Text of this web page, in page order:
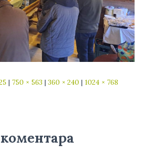
| 750 × 563 | 360 × 240 | 1024 × 768